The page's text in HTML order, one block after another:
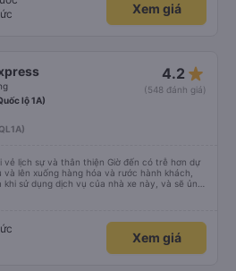
nhẹ nhàn luôn nha + Trên xe còn
tài xế còn tinh ý chuẩn bị thêm khăn lạnh
Xem giá
4.2 star_rate
(548 đánh giá)
lộ 1A)
vẻ lịch sự và thân thiện Giờ đến có trễ hơn dự
và lên xuống hàng hóa và rước hành khách,
sử dụng dịch vụ của nhà xe này, và sẽ ủng
sử dụng dịch vụ của nhà xe này
Xem giá